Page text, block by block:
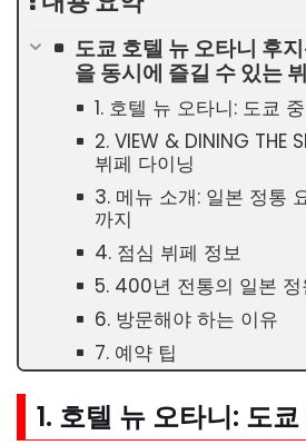
도쿄 호텔 뉴 오타니 후
을 동시에 즐길 수 있는
1. 호텔 뉴 오타니: 도쿄
2. VIEW & DINING THE
뷔페 다이닝
3. 메뉴 소개: 일본 정통
까지
4. 점심 뷔페 정보
5. 400년 전통의 일본 정
6. 방문해야 하는 이유
7. 예약 팁
1. 호텔 뉴 오타니: 도